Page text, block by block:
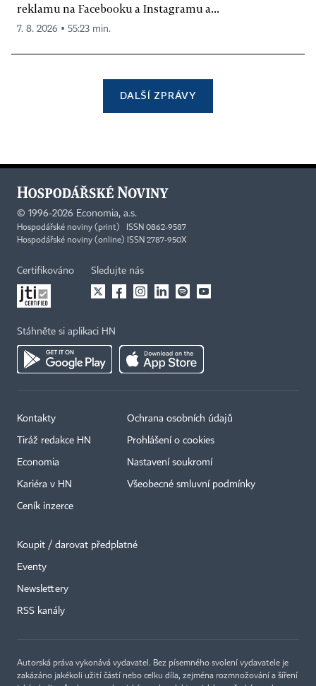
reklamu na Facebooku a Instagramu a...
7. 8. 2026 ▪ 55:23 min.
DALŠÍ ZPRÁVY
© 1996-2026 Economia, a.s.
Hospodářské noviny (print) ISSN 0862-9587
Hospodářské noviny (online) ISSN 2787-950X
Certifikováno Sledujte nás
Stáhněte si aplikaci HN
Kontakty
Tiráž redakce HN
Economia
Kariéra v HN
Ceník inzerce
Ochrana osobních údajů
Prohlášení o cookies
Nastavení soukromí
Všeobecné smluvní podmínky
Koupit / darovat předplatné
Eventy
Newslettery
RSS kanály
Autorská práva vykonává vydavatel. Bez písemného svolení vydavatele je
zakázáno jakékoli užití částí nebo celku díla, zejména rozmnožování a šíření